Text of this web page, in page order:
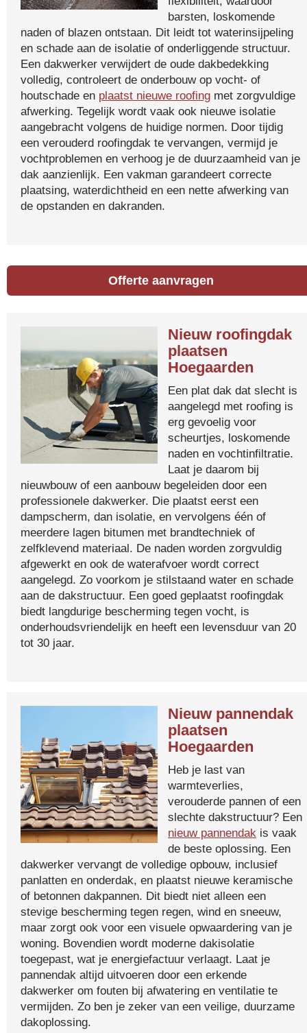
barsten, loskomende
naden of blazen ontstaan. Dit leidt tot waterinsijpeling
en schade aan de isolatie of onderliggende structuur.
Een dakwerker verwijdert de oude dakbedekking
volledig, controleert de onderbouw op vocht- of
houtschade en plaatst nieuwe roofing met zorgvuldige
afwerking. Tegelijk wordt vaak ook nieuwe isolatie
aangebracht volgens de huidige normen. Door tijdig
een verouderd roofingdak te vervangen, vermijd je
vochtproblemen en verhoog je de duurzaamheid van je
dak aanzienlijk. Een vakman garandeert correcte
plaatsing, waterdichtheid en een nette afwerking van
de opstanden en dakranden.
Offerte aanvragen
Nieuw roofingdak
plaatsen
Hoegaarden
Een plat dak dat slecht is
aangelegd met roofing is
erg gevoelig voor
scheurtjes, loskomende
naden en vochtinfiltratie.
Laat je daarom bij
nieuwbouw of een aanbouw begeleiden door een
professionele dakwerker. Die plaatst eerst een
dampscherm, dan isolatie, en vervolgens één of
meerdere lagen bitumen met brandtechniek of
zelfklevend materiaal. De naden worden zorgvuldig
afgewerkt en ook de waterafvoer wordt correct
aangelegd. Zo voorkom je stilstaand water en schade
aan de dakstructuur. Een goed geplaatst roofingdak
biedt langdurige bescherming tegen vocht, is
onderhoudsvriendelijk en heeft een levensduur van 20
tot 30 jaar.
Nieuw pannendak
plaatsen
Hoegaarden
Heb je last van
warmteverlies,
verouderde pannen of een
slechte dakstructuur? Een
nieuw pannendak is vaak
de beste oplossing. Een
dakwerker vervangt de volledige opbouw, inclusief
panlatten en onderdak, en plaatst nieuwe keramische
of betonnen dakpannen. Dit biedt niet alleen een
stevige bescherming tegen regen, wind en sneeuw,
maar zorgt ook voor een visuele opwaardering van je
woning. Bovendien wordt moderne dakisolatie
toegepast, wat je energiefactuur verlaagt. Laat je
pannendak altijd uitvoeren door een erkende
dakwerker om fouten bij afwatering en ventilatie te
vermijden. Zo ben je zeker van een veilige, duurzame
dakoplossing.